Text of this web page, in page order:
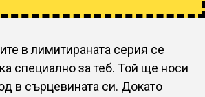
в лимитираната серия се
специално за теб. Той ще носи
в сърцевината си. Докато